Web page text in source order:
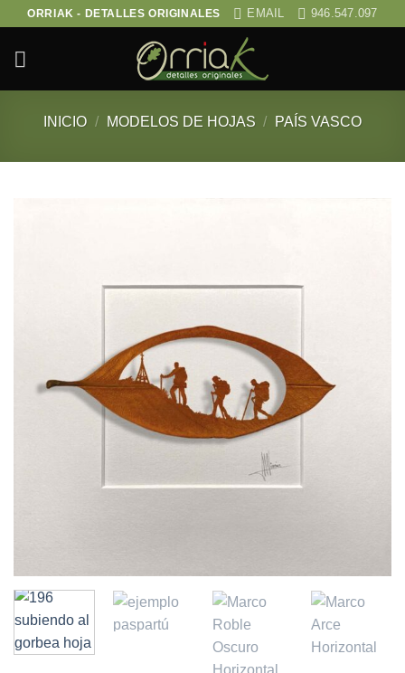
Saltar
contenido
ORRIAK - DETALLES ORIGINALES EMAIL 946.547.097
INICIO / MODELOS DE HOJAS / PAÍS VASCO